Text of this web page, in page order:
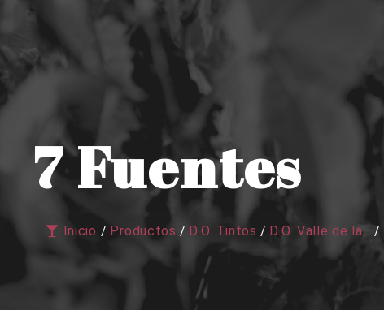
7 Fuentes
Inicio / Productos / D.O. Tintos / D.O. Valle de la... /